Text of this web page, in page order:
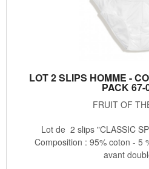
LOT 2 SLIPS HOMME -
PACK 67-
FRUIT OF
Lot de 2 slips "CLASSIC
Composition : 95% coton - 5
avant